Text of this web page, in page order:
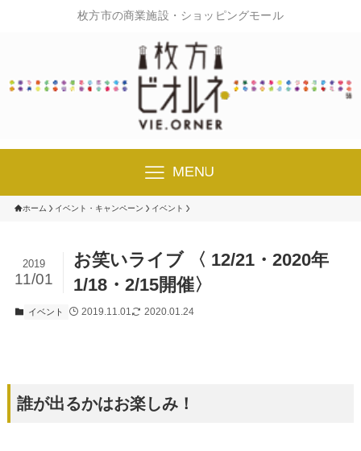
枚方市の商業施設・ショッピングモール
MENU
ホーム イベント・キャンペーン イベント
お笑いライブ 〈 12/21・2020年
1/18・2/15開催〉
2019
11/01
イベント 2019.11.01 2020.01.24
誰が出るかはお楽しみ！